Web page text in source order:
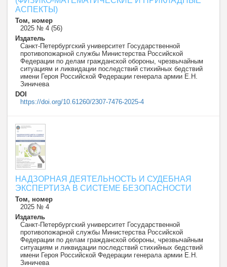
АСПЕКТЫ)
Том, номер
2025 № 4 (56)
Издатель
Санкт-Петербургский университет Государственной
противопожарной службы Министерства Российской
Федерации по делам гражданской обороны, чрезвычайным
ситуациям и ликвидации последствий стихийных бедствий
имени Героя Российской Федерации генерала армии Е.Н.
Зиничева
DOI
https://doi.org/10.61260/2307-7476-2025-4
НАДЗОРНАЯ ДЕЯТЕЛЬНОСТЬ И СУДЕБНАЯ
ЭКСПЕРТИЗА В СИСТЕМЕ БЕЗОПАСНОСТИ
Том, номер
2025 № 4
Издатель
Санкт-Петербургский университет Государственной
противопожарной службы Министерства Российской
Федерации по делам гражданской обороны, чрезвычайным
ситуациям и ликвидации последствий стихийных бедствий
имени Героя Российской Федерации генерала армии Е.Н.
Зиничева